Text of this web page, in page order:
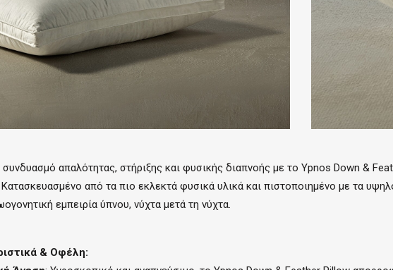
συνδυασμό απαλότητας, στήριξης και φυσικής διαπνοής με το Ypnos Down &
από τα πιο εκλεκτά φυσικά υλικά και πιστοποιημένο με τα
εμπειρία ύπνου, νύχτα μετά τη νύχτα.
& Οφέλη: